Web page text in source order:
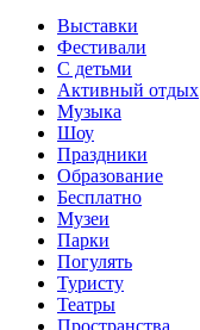
Выставки
Фестивали
С детьми
Активный отдых
Музыка
Шоу
Праздники
Образование
Бесплатно
Музеи
Парки
Погулять
Туристу
Театры
Пространства